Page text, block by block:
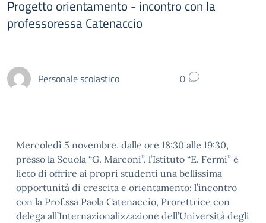
Progetto orientamento - incontro con la
professoressa Catenaccio
Personale scolastico 0
Mercoledì 5 novembre, dalle ore 18:30 alle 19:30,
presso la Scuola “G. Marconi”, l’Istituto “E. Fermi” è
lieto di offrire ai propri studenti una bellissima
opportunità di crescita e orientamento: l’incontro
con la Prof.ssa Paola Catenaccio, Prorettrice con
delega all’Internazionalizzazione dell’Università degli